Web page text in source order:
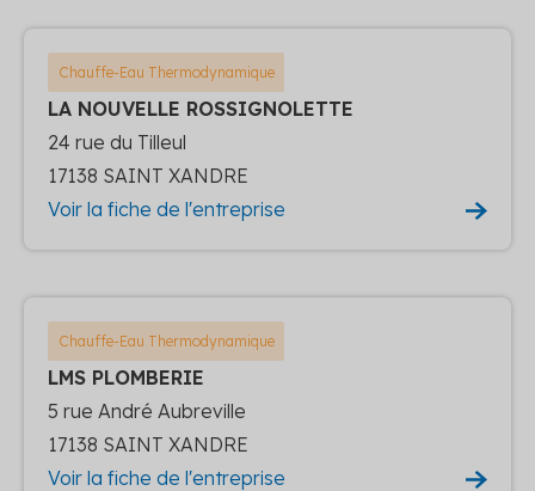
Chauffe-Eau Thermodynamique
LA NOUVELLE ROSSIGNOLETTE
24 rue du Tilleul
17138 SAINT XANDRE
Voir la fiche de l'entreprise
Chauffe-Eau Thermodynamique
LMS PLOMBERIE
5 rue André Aubreville
17138 SAINT XANDRE
Voir la fiche de l'entreprise